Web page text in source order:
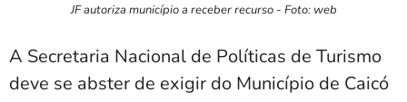
JF autoriza município a receber recurso - Foto: web
A Secretaria Nacional de Políticas de Turismo
deve se abster de exigir do Município de Caicó